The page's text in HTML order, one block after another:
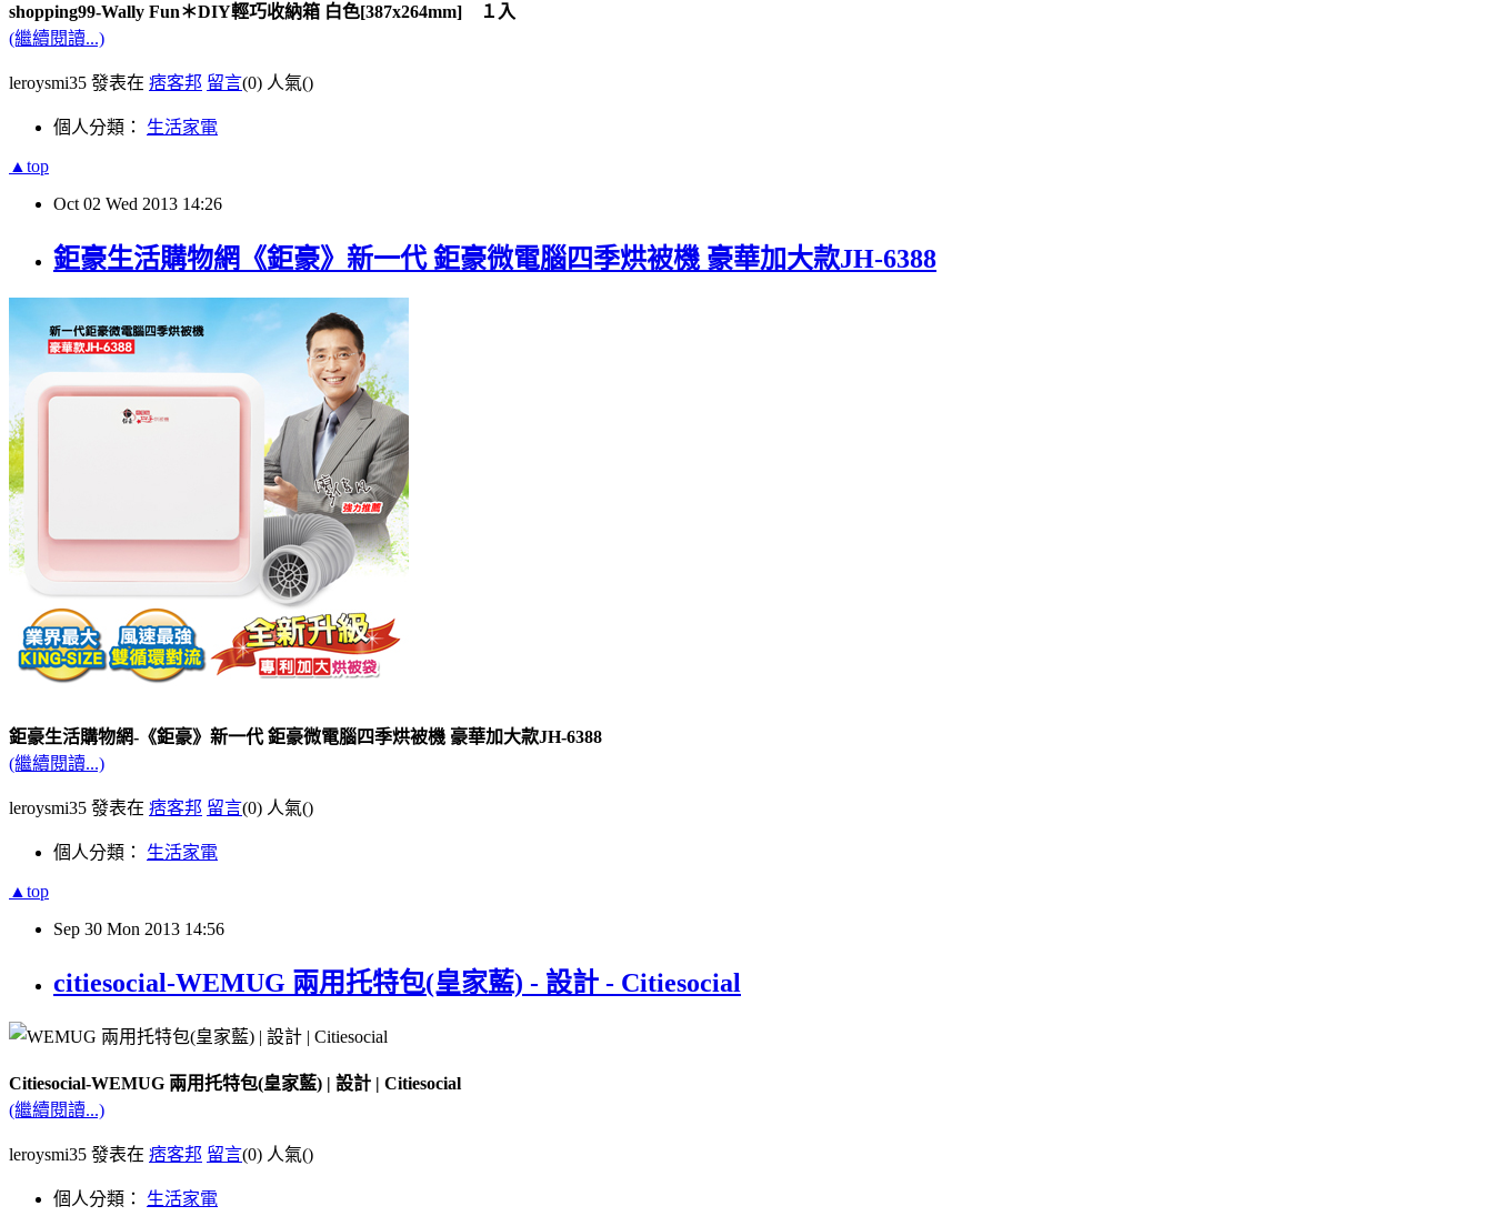
shopping99-Wally Fun＊DIY輕巧收納箱 白色[387x264mm] １入
(繼續閱讀...)
leroysmi35 發表在 痞客邦 留言(0) 人氣()
個人分類： 生活家電
▲top
Oct 02 Wed 2013 14:26
鉅豪生活購物網《鉅豪》新一代 鉅豪微電腦四季烘被機 豪華加大款JH-6388
鉅豪生活購物網-《鉅豪》新一代 鉅豪微電腦四季烘被機 豪華加大款JH-6388
(繼續閱讀...)
leroysmi35 發表在 痞客邦 留言(0) 人氣()
個人分類： 生活家電
▲top
Sep 30 Mon 2013 14:56
citiesocial-WEMUG 兩用托特包(皇家藍) - 設計 - Citiesocial
Citiesocial-WEMUG 兩用托特包(皇家藍) | 設計 | Citiesocial
(繼續閱讀...)
leroysmi35 發表在 痞客邦 留言(0) 人氣()
個人分類： 生活家電